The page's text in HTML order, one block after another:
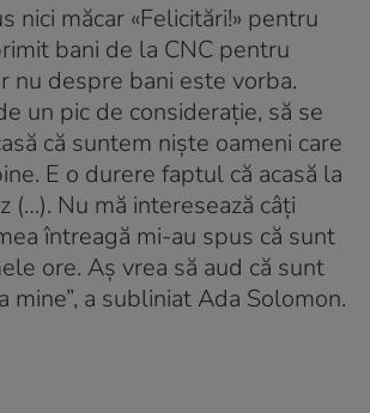
nici măcar «Felicitări!» pentru
bani de la CNC pentru
nu despre bani este vorba.
un pic de considerație, să se
că suntem niște oameni care
E o durere faptul că acasă la
(…). Nu mă interesează câți
întreagă mi-au spus că sunt
ore. Aș vrea să aud că sunt
mine”, a subliniat Ada Solomon.